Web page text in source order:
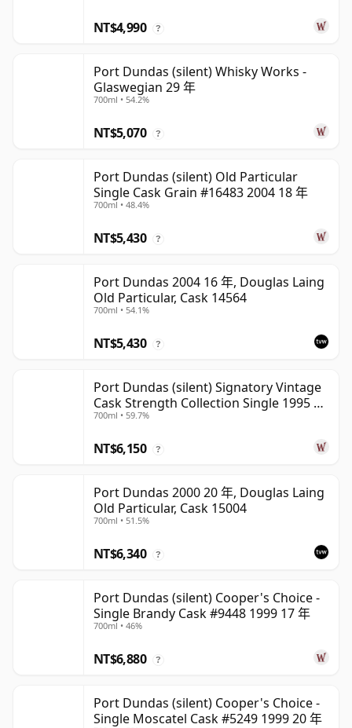
NT$4,990 ?
Port Dundas (silent) Whisky Works -
Glaswegian 29 年
700ml • 54.2%
NT$5,070 ?
Port Dundas (silent) Old Particular
Single Cask Grain #16483 2004 18 年
700ml • 48.4%
NT$5,430 ?
Port Dundas 2004 16 年, Douglas Laing
Old Particular, Cask 14564
700ml • 54.1%
NT$5,430 ?
Port Dundas (silent) Signatory Vintage
Cask Strength Collection Single 1995 28
年
700ml • 59.7%
NT$6,150 ?
Port Dundas 2000 20 年, Douglas Laing
Old Particular, Cask 15004
700ml • 51.5%
NT$6,340 ?
Port Dundas (silent) Cooper's Choice -
Single Brandy Cask #9448 1999 17 年
700ml • 46%
NT$6,880 ?
Port Dundas (silent) Cooper's Choice -
Single Moscatel Cask #5249 1999 20 年